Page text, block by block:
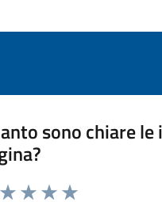
sono chiare
da 1 a 5 stelle la pagina